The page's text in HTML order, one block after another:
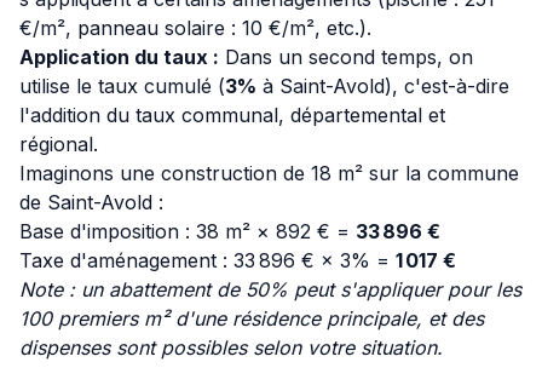
€/m², panneau solaire : 10 €/m², etc.).
Application du taux : Dans un second temps, on
utilise le taux cumulé (3% à Saint-Avold), c'est-à-dire
l'addition du taux communal, départemental et
régional.
Imaginons une construction de 18 m² sur la commune
de Saint-Avold :
Base d'imposition : 38 m² × 892 € = 33 896 €
Taxe d'aménagement : 33 896 € × 3% = 1 017 €
Note : un abattement de 50% peut s'appliquer pour les
100 premiers m² d'une résidence principale, et des
dispenses sont possibles selon votre situation.